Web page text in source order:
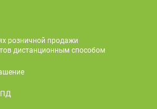
розничной продажи
дистанционным способом
ПД